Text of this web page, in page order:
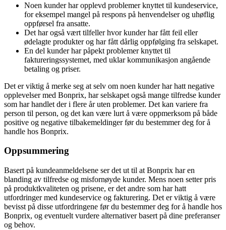
Noen kunder har opplevd problemer knyttet til kundeservice,
for eksempel mangel på respons på henvendelser og uhøflig
oppførsel fra ansatte.
Det har også vært tilfeller hvor kunder har fått feil eller
ødelagte produkter og har fått dårlig oppfølging fra selskapet.
En del kunder har påpekt problemer knyttet til
faktureringssystemet, med uklar kommunikasjon angående
betaling og priser.
Det er viktig å merke seg at selv om noen kunder har hatt negative
opplevelser med Bonprix, har selskapet også mange tilfredse kunder
som har handlet der i flere år uten problemer. Det kan variere fra
person til person, og det kan være lurt å være oppmerksom på både
positive og negative tilbakemeldinger før du bestemmer deg for å
handle hos Bonprix.
Oppsummering
Basert på kundeanmeldelsene ser det ut til at Bonprix har en
blanding av tilfredse og misfornøyde kunder. Mens noen setter pris
på produktkvaliteten og prisene, er det andre som har hatt
utfordringer med kundeservice og fakturering. Det er viktig å være
bevisst på disse utfordringene før du bestemmer deg for å handle hos
Bonprix, og eventuelt vurdere alternativer basert på dine preferanser
og behov.